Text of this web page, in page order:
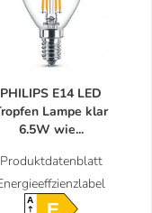
PHILIPS E14 LED
Lampe klar
6.5W wie...
Produktdatenblatt
AE